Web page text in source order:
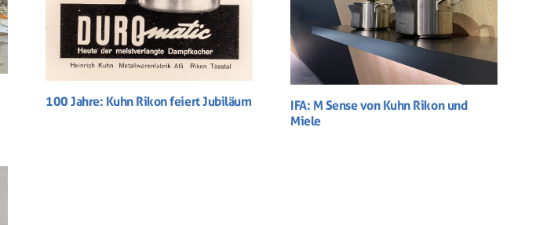
100 Jahre: Kuhn Rikon feiert Jubiläum
IFA: M Sense von Kuhn Rikon und
Miele